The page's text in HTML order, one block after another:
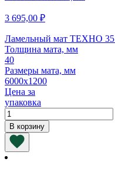
(белый
стеклохолст)
3 695,00 ₽
Ламельный мат ТЕХНО 35
Толщина мата, мм
40
Размеры мата, мм
6000х1200
Цена за
упаковка
Количество
товара
Ламельный
мат
ТЕХНО
В корзину